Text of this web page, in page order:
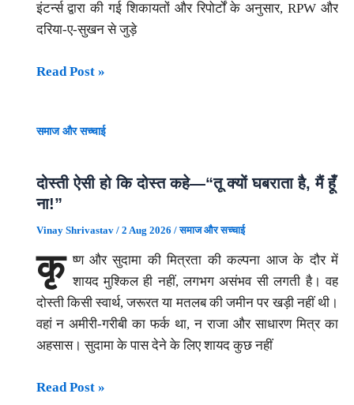
प्रशांत
किशोर
रणनीति
चुनाव
गणित?
इंटर्न्स द्वारा की गई शिकायतों और रिपोर्टों के अनुसार, RPW और
दरिया-ए-सुखन से जुड़े
ओपन
पर
कलाकारों
द्वारा
शोषण,
धर्म
परिवर्तन
के
गंभीर
आरोप,
की
Read Post »
समाज और सच्चाई
दोस्ती ऐसी हो कि दोस्त कहे—“तू क्यों घबराता है, मैं हूँ
ना!”
Vinay Shrivastav / 2 Aug 2026 /समाज और सच्चाई
कृ ष्ण और सुदामा की मित्रता की कल्पना आज के दौर में
शायद मुश्किल ही नहीं, लगभग असंभव सी लगती है। वह
दोस्ती किसी स्वार्थ, जरूरत या मतलब की जमीन पर खड़ी नहीं थी।
वहां न अमीरी-गरीबी का फर्क था, न राजा और साधारण मित्र का
अहसास। सुदामा के पास देने के लिए शायद कुछ नहीं
दोस्ती
Read Post »